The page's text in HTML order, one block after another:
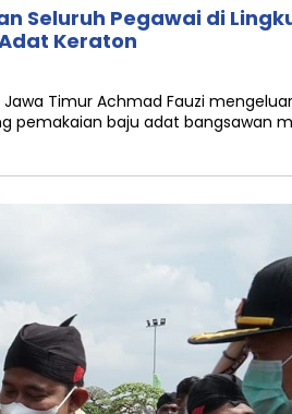
Seluruh Pegawai di
Keraton
Timur Achmad Fauzi
pemakaian baju adat bangsawan